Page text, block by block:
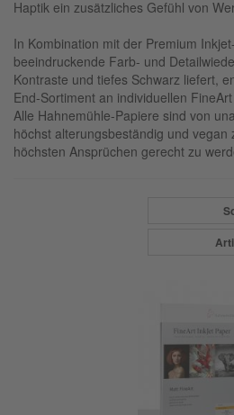
Haptik ein zusätzliches Gefühl von
In Kombination mit der Premium
beeindruckende Farb- und
Kontraste und tiefes Schwarz liefert,
End-Sortiment an individuellen
Alle Hahnemühle-Papiere sind von
höchst alterungsbeständig und vegan
höchsten Ansprüchen gerecht zu